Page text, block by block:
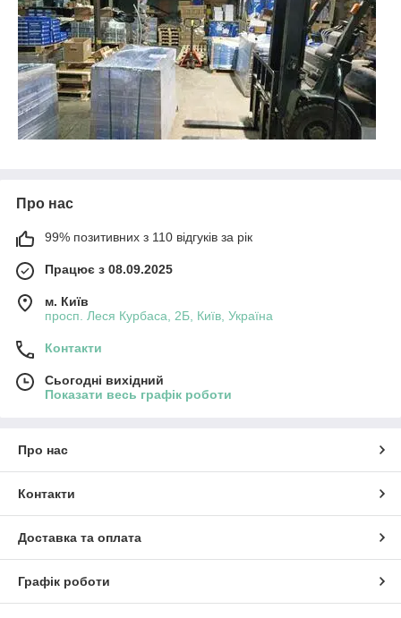
Про нас
99% позитивних з 110 відгуків за рік
Працює з 08.09.2025
м. Київ
просп. Леся Курбаса, 2Б, Київ, Україна
Контакти
Сьогодні вихідний
Показати весь графік роботи
Про нас
Контакти
Доставка та оплата
Графік роботи